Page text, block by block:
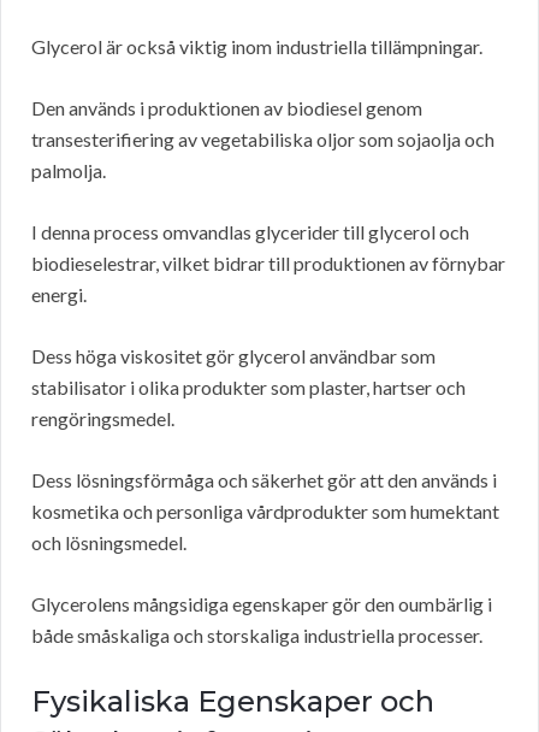
Glycerol är också viktig inom industriella tillämpningar.
Den används i produktionen av biodiesel genom
transesterifiering av vegetabiliska oljor som sojaolja och
palmolja.
I denna process omvandlas glycerider till glycerol och
biodieselestrar, vilket bidrar till produktionen av förnybar
energi.
Dess höga viskositet gör glycerol användbar som
stabilisator i olika produkter som plaster, hartser och
rengöringsmedel.
Dess lösningsförmåga och säkerhet gör att den används i
kosmetika och personliga vårdprodukter som humektant
och lösningsmedel.
Glycerolens mångsidiga egenskaper gör den oumbärlig i
både småskaliga och storskaliga industriella processer.
Fysikaliska Egenskaper och